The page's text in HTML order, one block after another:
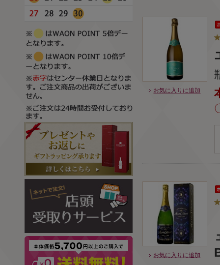
お気に入りに追加
お気に入りに追加